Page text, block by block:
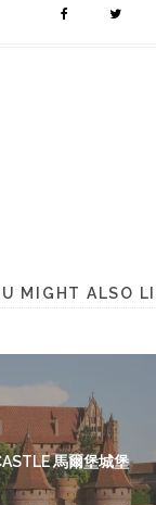
MIGHT ALSO
馬爾堡城堡